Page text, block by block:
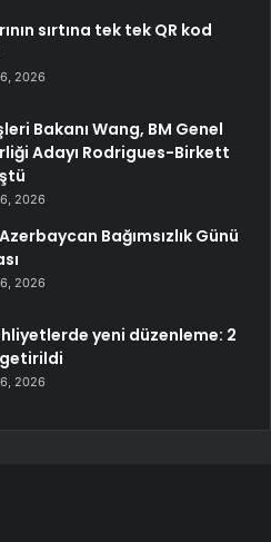
sırtına tek tek QR kod
2026
Bakanı Wang, BM Genel
Adayı Rodrigues-Birkett
2026
Bağımsızlık Günü
2026
ehliyetlerde yeni düzenleme: 2
getirildi
2026